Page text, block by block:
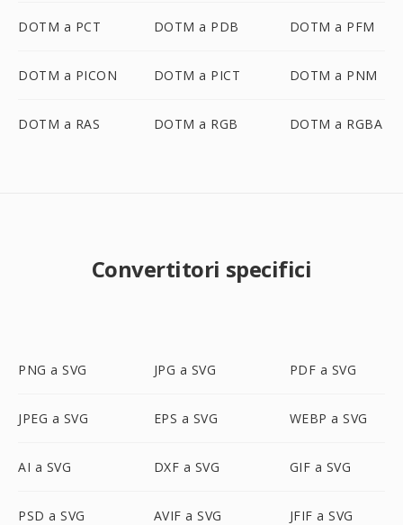
DOTM a PCT DOTM a PDB DOTM a PFM
DOTM a PICON DOTM a PICT DOTM a PNM
DOTM a RAS DOTM a RGB DOTM a RGBA
Convertitori specifici
PNG a SVG JPG a SVG PDF a SVG
JPEG a SVG EPS a SVG WEBP a SVG
AI a SVG DXF a SVG GIF a SVG
PSD a SVG AVIF a SVG JFIF a SVG